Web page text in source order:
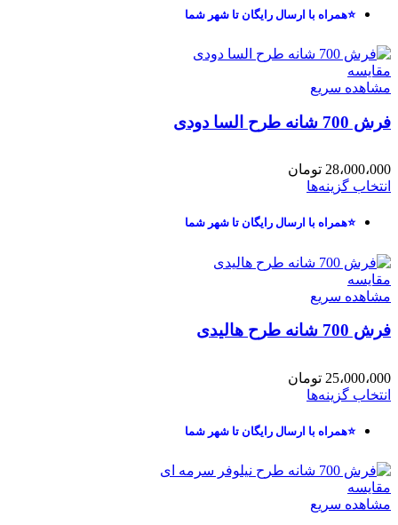
⭐همراه با ارسال رایگان تا شهر شما
مقایسه
مشاهده سریع
فرش 700 شانه طرح السا دودی
28،000،000 تومان
انتخاب گزینه‌ها
⭐همراه با ارسال رایگان تا شهر شما
مقایسه
مشاهده سریع
فرش 700 شانه طرح هالیدی
25،000،000 تومان
انتخاب گزینه‌ها
⭐همراه با ارسال رایگان تا شهر شما
مقایسه
مشاهده سریع